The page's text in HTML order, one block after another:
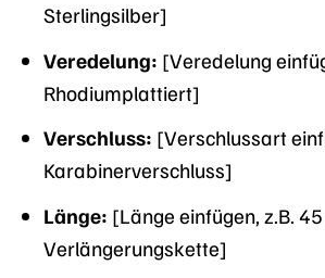
Sterlingsilber]
Veredelung: [Veredelung
Rhodiumplattiert]
Verschluss: [Verschlussart
Karabinerverschluss]
Länge: [Länge einfügen, z.B.
Verlängerungskette]